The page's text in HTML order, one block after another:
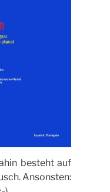
besteht auf
Ansonsten: